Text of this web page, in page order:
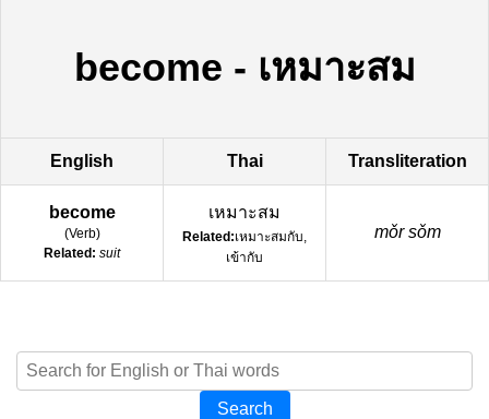
become - เหมาะสม
English Thai Transliteration
become
(Verb)
Related: suit
เหมาะสม
Related:เหมาะสมกับ,
เข้ากับ
mǒr sǒm
Search